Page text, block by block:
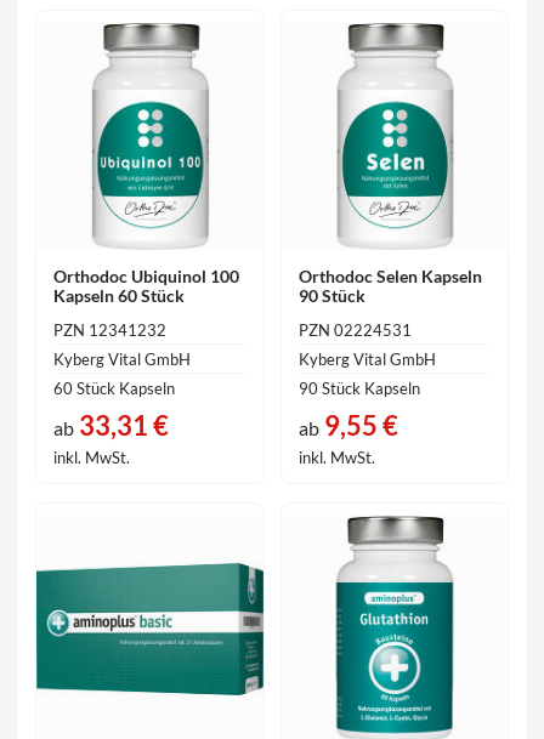
Orthodoc Ubiquinol 100
Kapseln 60 Stück
PZN 12341232
Kyberg Vital GmbH
60 Stück Kapseln
ab 33,31 €
inkl. MwSt.
Orthodoc Selen Kapseln
90 Stück
PZN 02224531
Kyberg Vital GmbH
90 Stück Kapseln
ab9,55 €
inkl. MwSt.